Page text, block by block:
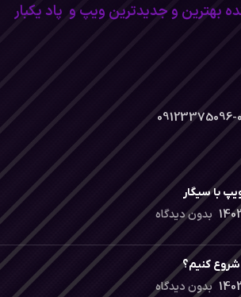
بهترین و جدیدترین ویپ و پاد یکبار
با سیگار
بدون دیدگاه
شروع کنیم؟
بدون دیدگاه